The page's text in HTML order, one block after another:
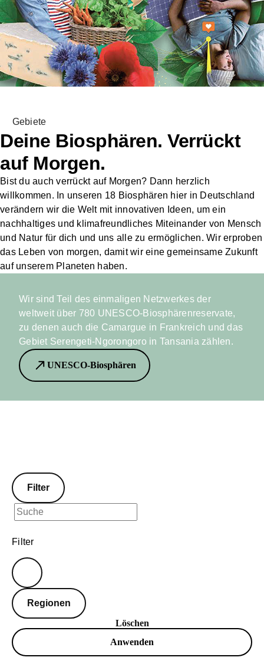
Services
Über
uns
Zusammenarbeit
mit Unternehmen
Fördermitglied
werden
Spenden
Gebiete
Deine Biosphären. Verrückt
auf Morgen.
Bist du auch verrückt auf Morgen? Dann herzlich
willkommen. In unseren 18 Biosphären hier in Deutschland
verändern wir die Welt mit innovativen Ideen, um ein
nachhaltiges und klimafreundliches Miteinander von Mensch
und Natur für dich und uns alle zu ermöglichen. Wir erproben
das Leben von morgen, damit wir eine gemeinsame Zukunft
auf unserem Planeten haben.
Wir sind Teil des einmaligen Netzwerkes der
weltweit über 780 UNESCO-Biosphärenreservate,
zu denen auch die Camargue in Frankreich und das
Gebiet Serengeti-Ngorongoro in Tansania zählen.
UNESCO-Biosphären
Filter
Filter
Regionen
Löschen
Anwenden